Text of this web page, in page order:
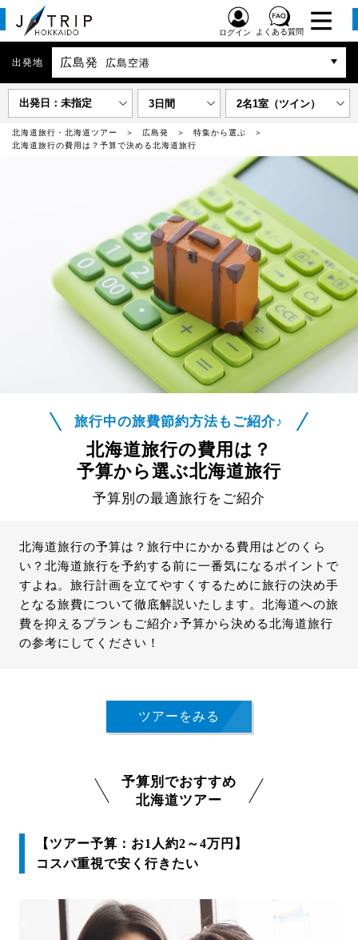
ログイン よくある質問
出発地 広島発 広島空港
出発日：未指定 3日間 2名1室（ツイン）
北海道旅行・北海道ツアー 広島発
特集から選ぶ
北海道旅行の費用は？予算で決める北海道旅行
旅行中の旅費節約方法もご紹介♪
北海道旅行の費用は？
予算から選ぶ北海道旅行
予算別の最適旅行をご紹介
北海道旅行の予算は？旅行中にかかる費用はどのくら
い？北海道旅行を予約する前に一番気になるポイントで
すよね。旅行計画を立てやすくするために旅行の決め手
となる旅費について徹底解説いたします。北海道への旅
費を抑えるプランもご紹介♪予算から決める北海道旅行
の参考にしてください！
ツアーをみる
予算別でおすすめ
北海道ツアー
【ツアー予算：お1人約2～4万円】
コスパ重視で安く行きたい